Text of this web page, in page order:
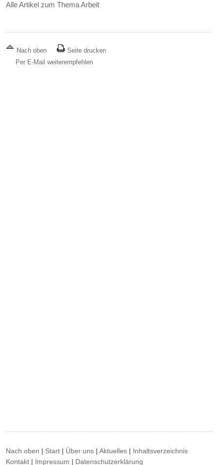
Alle Artikel zum Thema Arbeit
Nach oben
Seite drucken
Per E-Mail weiterempfehlen
Nach oben | Start | Über uns |Aktuelles | Inhaltsverzeichnis
Kontakt | Impressum | Datenschutzerklärung